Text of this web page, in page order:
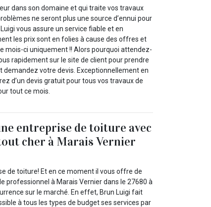
dans son domaine et qui traite vos travaux
ne seront plus une source d’ennui pour
vous assure un service fiable et en
les prix sont en folies à cause des offres et
mois-ci uniquement !! Alors pourquoi attendez-
rapidement sur le site de client pour prendre
demandez votre devis. Exceptionnellement en
d’un devis gratuit pour tous vos travaux de
tout ce mois.
entreprise de toiture avec
cher à Marais Vernier
de toiture! Et en ce moment il vous offre de
professionnel à Marais Vernier dans le 27680 à
sur le marché. En effet, Brun Luigi fait
à tous les types de budget ses services par